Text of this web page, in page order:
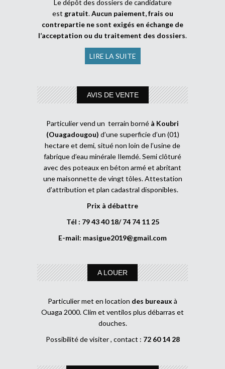
Le dépôt des dossiers de candidature
est gratuit.Aucun paiement, frais ou
contrepartie ne sont exigés en échange de
l’acceptation ou du traitement des dossiers.
LIRE LA SUITE
AVIS DE VENTE
Particulier vend un terrain borné à Koubri
(Ouagadougou) d’une superficie d’un (01)
hectare et demi, situé non loin de l’usine de
fabrique d’eau minérale Ilemdé. Semi clôturé
avec des poteaux en béton armé et abritant
une maisonnette de vingt tôles. Attestation
d’attribution et plan cadastral disponibles.
Prix à débattre
Tél : 79 43 40 18/ 74 74 11 25
E-mail: masigue2019@gmail.com
A LOUER
Particulier met en location des bureaux à
Ouaga 2000. Clim et ventilos plus débarras et
douches.
Possibilité de visiter , contact : 72 60 14 28